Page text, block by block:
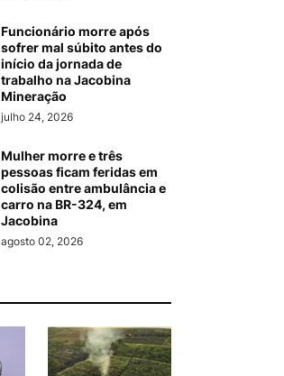
Funcionário morre após
sofrer mal súbito antes do
início da jornada de
trabalho na Jacobina
Mineração
julho 24, 2026
Mulher morre e três
pessoas ficam feridas em
colisão entre ambulância e
carro na BR-324, em
Jacobina
agosto 02, 2026